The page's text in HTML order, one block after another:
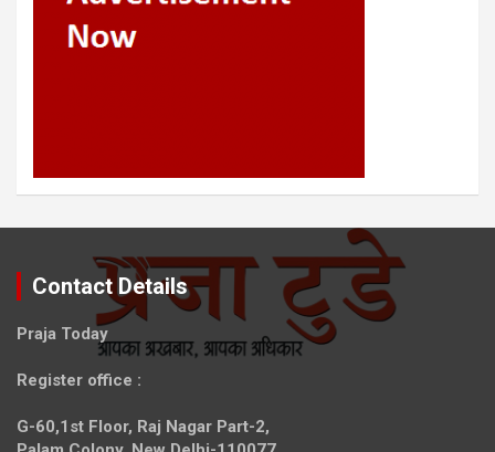
Contact Details
Praja Today
Register office :
G-60,1st Floor, Raj Nagar Part-2,